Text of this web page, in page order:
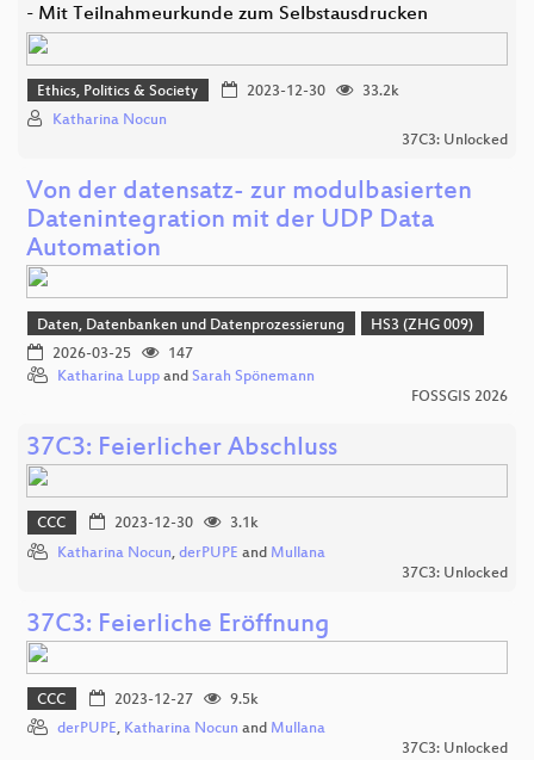
- Mit Teilnahmeurkunde zum Selbstausdrucken
Ethics, Politics & Society 2023-12-30
33.2k
Katharina Nocun
37C3: Unlocked
Von der datensatz- zur modulbasierten
Datenintegration mit der UDP Data
Automation
Daten, Datenbanken und Datenprozessierung
HS3 (ZHG 009)
2026-03-25
147
Katharina Lupp and Sarah Spönemann
FOSSGIS 2026
37C3: Feierlicher Abschluss
CCC 2023-12-30
3.1k
Katharina Nocun, derPUPE and Mullana
37C3: Unlocked
37C3: Feierliche Eröffnung
CCC 2023-12-27
9.5k
derPUPE, Katharina Nocun and Mullana
37C3: Unlocked